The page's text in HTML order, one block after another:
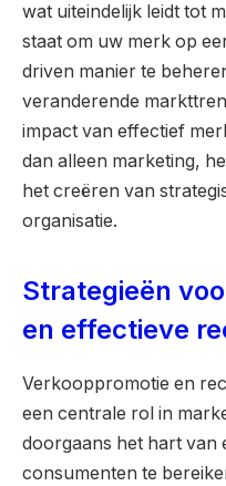
wat uiteindelijk leidt tot
staat om uw merk op
driven manier te
veranderende
impact van effectief
dan alleen marketing,
het creëren van
organisatie.
Strategieën
en effectieve
Verkooppromotie en
een centrale rol in
doorgaans het hart van
consumenten te